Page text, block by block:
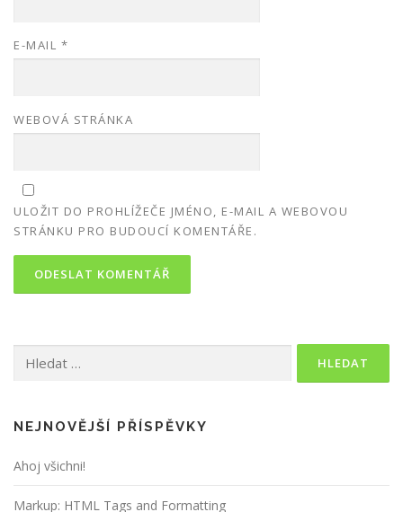
E-MAIL *
WEBOVÁ STRÁNKA
ULOŽIT DO PROHLÍŽEČE JMÉNO, E-MAIL A WEBOVOU
STRÁNKU PRO BUDOUCÍ KOMENTÁŘE.
NEJNOVĚJŠÍ PŘÍSPĚVKY
Ahoj všichni!
Markup: HTML Tags and Formatting